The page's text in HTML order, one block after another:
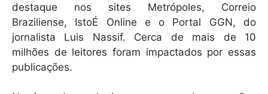
destaque nos sites Metrópoles, Correio
Braziliense, IstoÉ Online e o Portal GGN, do
jornalista Luis Nassif. Cerca de mais de 10
milhões de leitores foram impactados por essas
publicações.